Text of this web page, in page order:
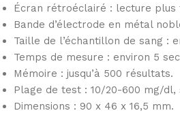
Écran rétroéclairé : lecture plus
Bande d’électrode en métal
Taille de l’échantillon de sang :
Temps de mesure : environ 5
Mémoire : jusqu’à 500 résultats.
Plage de test : 10/20-600 mg/dl,
Dimensions : 90 x 46 x 16,5 mm.